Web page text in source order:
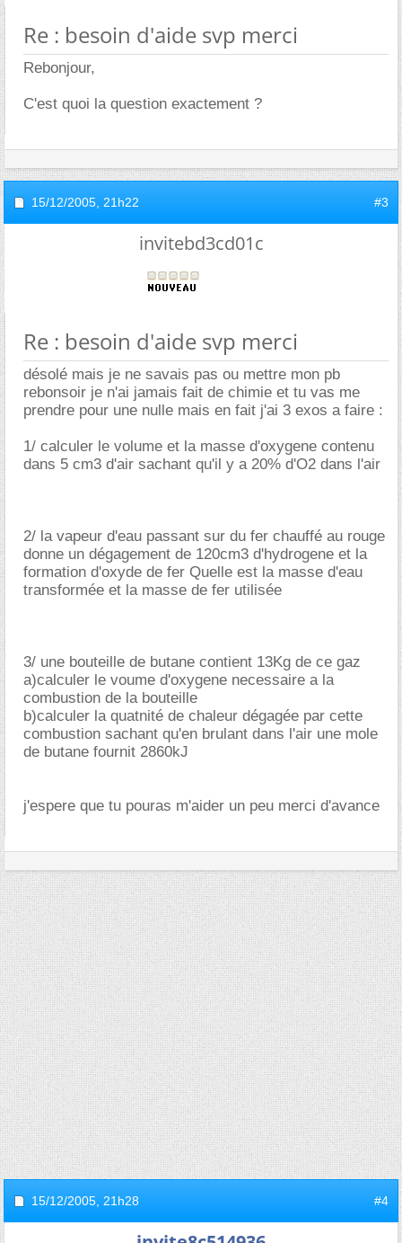
Re : besoin d'aide svp merci
Rebonjour,
C'est quoi la question exactement ?
15/12/2005, 21h22 #3
invitebd3cd01c
Re : besoin d'aide svp merci
désolé mais je ne savais pas ou mettre mon pb
rebonsoir je n'ai jamais fait de chimie et tu vas me
prendre pour une nulle mais en fait j'ai 3 exos a faire :
1/ calculer le volume et la masse d'oxygene contenu
dans 5 cm3 d'air sachant qu'il y a 20% d'O2 dans l'air
2/ la vapeur d'eau passant sur du fer chauffé au rouge
donne un dégagement de 120cm3 d'hydrogene et la
formation d'oxyde de fer Quelle est la masse d'eau
transformée et la masse de fer utilisée
3/ une bouteille de butane contient 13Kg de ce gaz
a)calculer le voume d'oxygene necessaire a la
combustion de la bouteille
b)calculer la quatnité de chaleur dégagée par cette
combustion sachant qu'en brulant dans l'air une mole
de butane fournit 2860kJ
j'espere que tu pouras m'aider un peu merci d'avance
15/12/2005, 21h28 #4